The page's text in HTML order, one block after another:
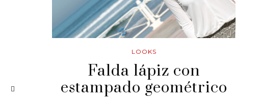
LOOKS
Falda lápiz con
estampado geométrico